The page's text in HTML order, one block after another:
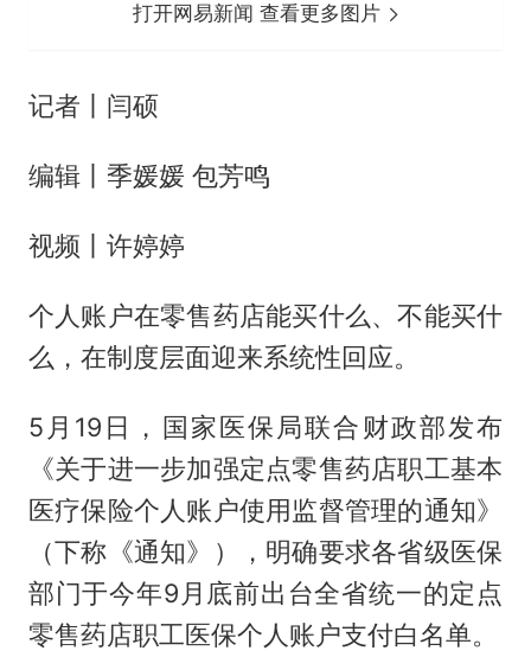
打开网易新闻 查看更多图片
记者丨闫硕
编辑丨季媛媛 包芳鸣
视频丨许婷婷
个人账户在零售药店能买什么、不能买什
么，在制度层面迎来系统性回应。
5月19日，国家医保局联合财政部发布
《关于进一步加强定点零售药店职工基本
医疗保险个人账户使用监督管理的通知》
（下称《通知》），明确要求各省级医保
部门于今年9月底前出台全省统一的定点
零售药店职工医保个人账户支付白名单。